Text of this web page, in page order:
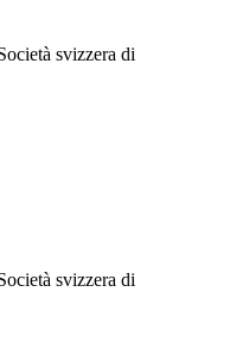
svizzera di
svizzera di